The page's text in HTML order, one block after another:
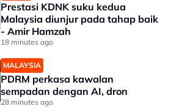
Prestasi KDNK suku kedua
Malaysia diunjur pada tahap baik
- Amir Hamzah
18 minutes ago
MALAYSIA
PDRM perkasa kawalan
sempadan dengan AI, dron
28 minutes ago